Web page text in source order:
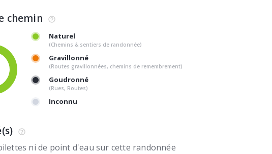
chemin
Naturel
(Chemins & sentiers de randonnée)
Gravillonné
(Routes gravillonnées, chemins de remembrement)
Goudronné
(Rues, Routes)
Inconnu
ni de point d'eau sur cette randonnée